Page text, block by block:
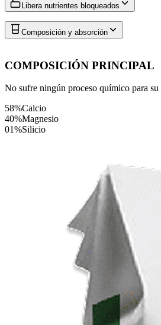
Libera nutrientes bloqueados
Composición y absorción
COMPOSICIÓN PRINCIPAL
No sufre ningún proceso químico para su
58%Calcio
40%Magnesio
01%Silicio